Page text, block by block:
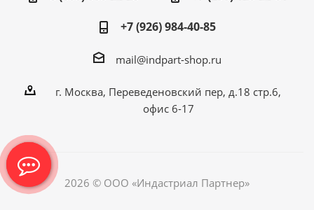
+7 (926) 984-40-85
mail@indpart-shop.ru
г. Москва, Переведеновский пер, д.18 стр.6,
офис 6-17
2026 © ООО «Индастриал Партнер»